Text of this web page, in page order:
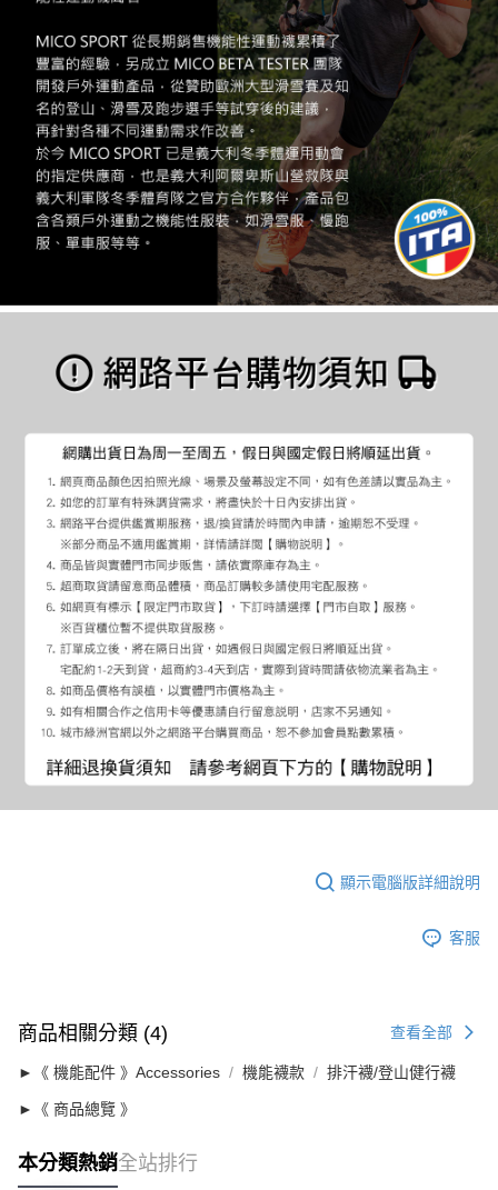
顯示電腦版詳細說明
客服
商品相關分類 (4) 查看全部
►《 機能配件 》Accessories 機能襪款 排汗襪/登山健行襪
►《 商品總覽 》
本分類熱銷全站排行